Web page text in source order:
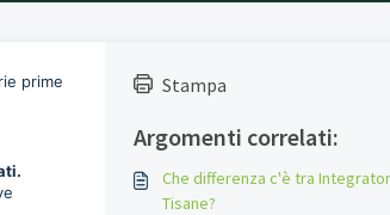
prime
Stampa
Argomenti correlati:
Che differenza c'è tra
Tisane?